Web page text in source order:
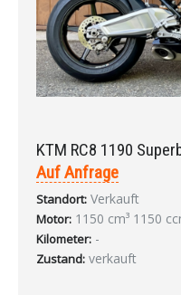
KTM RC8 1190
Auf Anfrage
Standort: Verkauft
Motor: 1150 cm³ 1150
Kilometer: -
Zustand: verkauft